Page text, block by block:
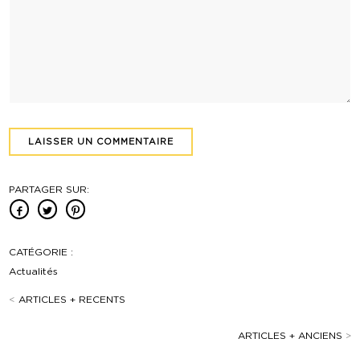
PARTAGER SUR:
CATÉGORIE :
Actualités
< ARTICLES + RECENTS
ARTICLES + ANCIENS >